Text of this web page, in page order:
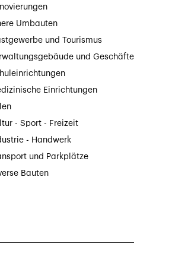
Umbauten
und Tourismus
und Geschäfte
Einrichtungen
- Sport - Freizeit
- Handwerk
und Parkplätze
Bauten